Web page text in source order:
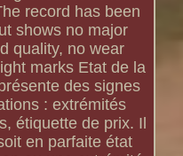
record has been
shows no major
quality, no wear
marks Etat de la
des signes
: extrémités
étiquette de prix. Il
en parfaite état